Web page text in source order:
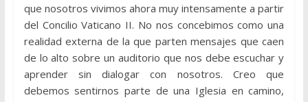
que nosotros vivimos ahora muy intensamente a partir
del Concilio Vaticano II. No nos concebimos como una
realidad externa de la que parten mensajes que caen
de lo alto sobre un auditorio que nos debe escuchar y
aprender sin dialogar con nosotros. Creo que
debemos sentirnos parte de una Iglesia en camino,